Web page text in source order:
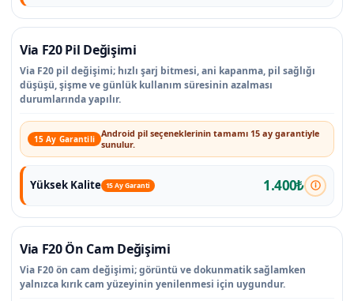
Via F20 Pil Değişimi
Via F20 pil değişimi; hızlı şarj bitmesi, ani kapanma, pil sağlığı
düşüşü, şişme ve günlük kullanım süresinin azalması
durumlarında yapılır.
15 Ay Garantili Android pil seçeneklerinin tamamı 15 ay garantiyle
sunulur.
Yüksek Kalite 15 Ay Garanti 1.400₺
Via F20 Ön Cam Değişimi
Via F20 ön cam değişimi; görüntü ve dokunmatik sağlamken
yalnızca kırık cam yüzeyinin yenilenmesi için uygundur.